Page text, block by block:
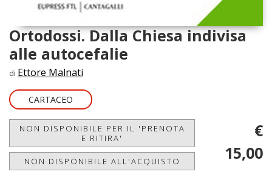
Ortodossi. Dalla Chiesa indivisa
alle autocefalie
di Ettore Malnati
CARTACEO
NON DISPONIBILE PER IL 'PRENOTA
E RITIRA'
NON DISPONIBILE ALL'ACQUISTO
€
15,00